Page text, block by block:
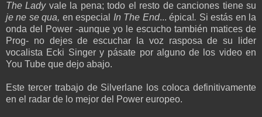
The Ladyvale la pena; todo el resto de canciones tiene su
je ne sequa, en especial In The End... épica!. Si estás en la
onda del Power -aunque yo le escucho también matices de
Prog- no dejes de escuchar la voz rasposa de su lider
vocalista Ecki Singer y pásate por alguno de los video en
You Tube que dejo abajo.
Este tercer trabajo de Silverlane los coloca definitivamente
en el radar de lo mejor del Power europeo.